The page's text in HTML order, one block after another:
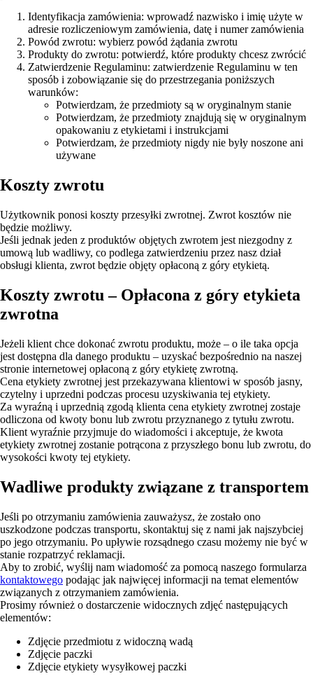
Identyfikacja zamówienia: wprowadź nazwisko i imię użyte w
adresie rozliczeniowym zamówienia, datę i numer zamówienia
Powód zwrotu: wybierz powód żądania zwrotu
Produkty do zwrotu: potwierdź, które produkty chcesz zwrócić
Zatwierdzenie Regulaminu: zatwierdzenie Regulaminu w ten
sposób i zobowiązanie się do przestrzegania poniższych
warunków:
Potwierdzam, że przedmioty są w oryginalnym stanie
Potwierdzam, że przedmioty znajdują się w oryginalnym
opakowaniu z etykietami i instrukcjami
Potwierdzam, że przedmioty nigdy nie były noszone ani
używane
Koszty zwrotu
Użytkownik ponosi koszty przesyłki zwrotnej. Zwrot kosztów nie
będzie możliwy.
Jeśli jednak jeden z produktów objętych zwrotem jest niezgodny z
umową lub wadliwy, co podlega zatwierdzeniu przez nasz dział
obsługi klienta, zwrot będzie objęty opłaconą z góry etykietą.
Koszty zwrotu – Opłacona z góry etykieta
zwrotna
Jeżeli klient chce dokonać zwrotu produktu, może – o ile taka opcja
jest dostępna dla danego produktu – uzyskać bezpośrednio na naszej
stronie internetowej opłaconą z góry etykietę zwrotną.
Cena etykiety zwrotnej jest przekazywana klientowi w sposób jasny,
czytelny i uprzedni podczas procesu uzyskiwania tej etykiety.
Za wyraźną i uprzednią zgodą klienta cena etykiety zwrotnej zostaje
odliczona od kwoty bonu lub zwrotu przyznanego z tytułu zwrotu.
Klient wyraźnie przyjmuje do wiadomości i akceptuje, że kwota
etykiety zwrotnej zostanie potrącona z przyszłego bonu lub zwrotu, do
wysokości kwoty tej etykiety.
Wadliwe produkty związane z transportem
Jeśli po otrzymaniu zamówienia zauważysz, że zostało ono
uszkodzone podczas transportu, skontaktuj się z nami jak najszybciej
po jego otrzymaniu. Po upływie rozsądnego czasu możemy nie być w
stanie rozpatrzyć reklamacji.
Aby to zrobić, wyślij nam wiadomość za pomocą naszego formularza
kontaktowego podając jak najwięcej informacji na temat elementów
związanych z otrzymaniem zamówienia.
Prosimy również o dostarczenie widocznych zdjęć następujących
elementów:
Zdjęcie przedmiotu z widoczną wadą
Zdjęcie paczki
Zdjęcie etykiety wysyłkowej paczki